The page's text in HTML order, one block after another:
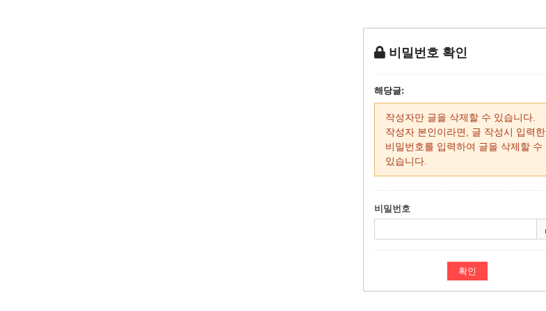
비밀번호 확인
해당글:
작성자만 글을 삭제할 수 있습니다.
작성자 본인이라면, 글 작성시 입력한
비밀번호를 입력하여 글을 삭제할 수
있습니다.
비밀번호